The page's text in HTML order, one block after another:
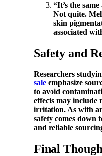
“It’s the
Not quite.
skin
associated
Safety and
Researchers
sale emphasize
to avoid
effects may include
irritation. As with
safety comes down
and reliable
Final